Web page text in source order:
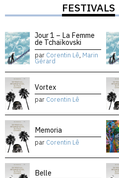
FESTIVALS
Jour 1 – La Femme
de Tchaïkovski
par Corentin Lê, Marin
Gérard
Vortex
par Corentin Lê
Memoria
par Corentin Lê
Belle